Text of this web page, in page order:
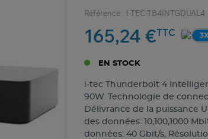
Référence : I-TEC-TB4INTGDUAL4
165,24 €TTC
EN STOCK
i-tec Thunderbolt 4
90W. Technologie de
Délivrance de la puissance
des données: 10,100,1000
données: 40 Gbit/s,